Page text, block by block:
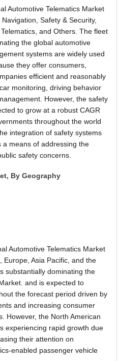
Automotive Telematics Market
Safety & Security,
and Others. The fleet
the global automotive
systems are widely used
they offer consumers,
efficient and reasonably
monitoring, driving behavior
However, the safety
to grow at a robust CAGR
throughout the world
integration of safety systems
means of addressing the
safety concerns.
By Geography
Automotive Telematics Market
Europe, Asia Pacific, and the
substantially dominating the
and is expected to
the forecast period driven by
and increasing consumer
However, the North American
experiencing rapid growth due
their attention on
enabled passenger vehicle